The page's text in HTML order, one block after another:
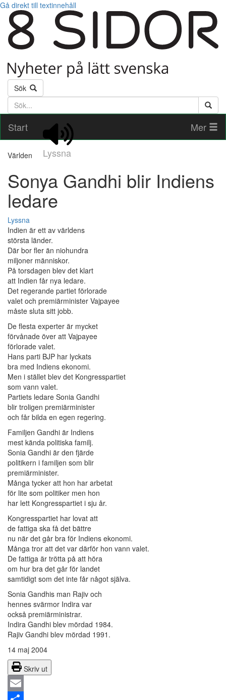
Gå direkt till textinnehåll
Sök
Söktext
Start
Lyssna
Mer
Världen
Sonya Gandhi blir Indiens
ledare
Lyssna
Indien är ett av världens
största länder.
Där bor fler än niohundra
miljoner människor.
På torsdagen blev det klart
att Indien får nya ledare.
Det regerande partiet förlorade
valet och premiärminister Vajpayee
måste sluta sitt jobb.
De flesta experter är mycket
förvånade över att Vajpayee
förlorade valet.
Hans parti BJP har lyckats
bra med Indiens ekonomi.
Men i stället blev det Kongresspartiet
som vann valet.
Partiets ledare Sonia Gandhi
blir troligen premiärminister
och får bilda en egen regering.
Familjen Gandhi är Indiens
mest kända politiska familj.
Sonia Gandhi är den fjärde
politikern i familjen som blir
premiärminister.
Många tycker att hon har arbetat
för lite som politiker men hon
har lett Kongresspartiet i sju år.
Kongresspartiet har lovat att
de fattiga ska få det bättre
nu när det går bra för Indiens ekonomi.
Många tror att det var därför hon vann valet.
De fattiga är trötta på att höra
om hur bra det går för landet
samtidigt som det inte får något själva.
Sonia Gandhis man Rajiv och
hennes svärmor Indira var
också premiärministrar.
Indira Gandhi blev mördad 1984.
Rajiv Gandhi blev mördad 1991.
14 maj 2004
Skriv ut